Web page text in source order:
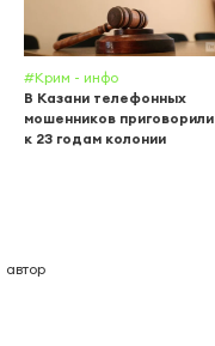
#Крим - инфо
В Казани телефонных
мошенников приговорили
к 23 годам колонии
автор